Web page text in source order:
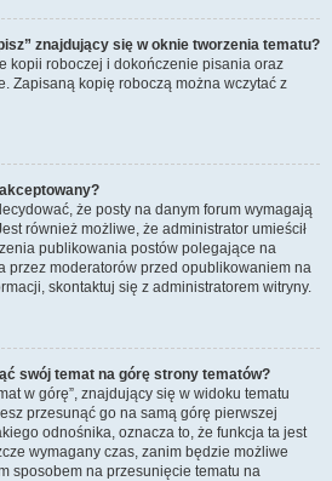
znajdujący się w oknie tworzenia tematu?
kopii roboczej i dokończenie pisania oraz
Zapisaną kopię roboczą można wczytać z
że posty na danym forum wymagają
również możliwe, że administrator umieścił
publikowania postów polegające na
przez moderatorów przed opublikowaniem na
skontaktuj się z administratorem witryny.
swój temat na górę strony tematów?
w górę”, znajdujący się w widoku tematu
przesunąć go na samą górę pierwszej
odnośnika, oznacza to, że funkcja ta jest
wymagany czas, zanim będzie możliwe
sposobem na przesunięcie tematu na